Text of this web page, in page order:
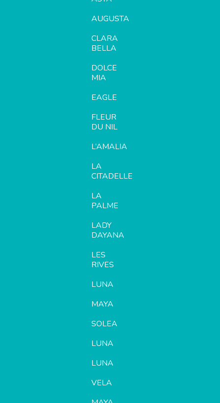
AUGUSTA
CLARA
BELLA
DOLCE
MIA
EAGLE
FLEUR
DU NIL
L’AMALIA
LA
CITADELLE
LA
PALME
LADY
DAYANA
LES
RIVES
LUNA
MAYA
SOLEA
LUNA
LUNA
VELA